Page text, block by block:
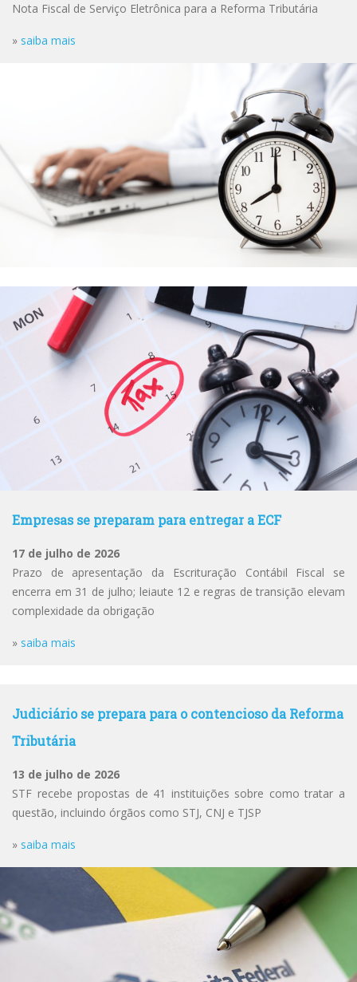
Nota Fiscal de Serviço Eletrônica para a Reforma Tributária
» saiba mais
Empresas se preparam para entregar a ECF
17 de julho de 2026
Prazo de apresentação da Escrituração Contábil Fiscal se
encerra em 31 de julho; leiaute 12 e regras de transição elevam
complexidade da obrigação
» saiba mais
Judiciário se prepara para o contencioso da Reforma
Tributária
13 de julho de 2026
STF recebe propostas de 41 instituições sobre como tratar a
questão, incluindo órgãos como STJ, CNJ e TJSP
» saiba mais